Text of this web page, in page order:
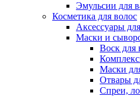
Эмульсии для
Косметика для волос
Аксессуары
Маски и
Воск для
Маски
Отвары
Спреи,